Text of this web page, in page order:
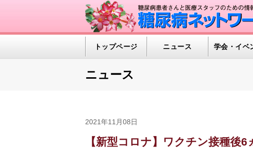
トップページ ニュース 学会・イベ
ニュース
2021年11月08日
【新型コロナ】ワクチン接種後